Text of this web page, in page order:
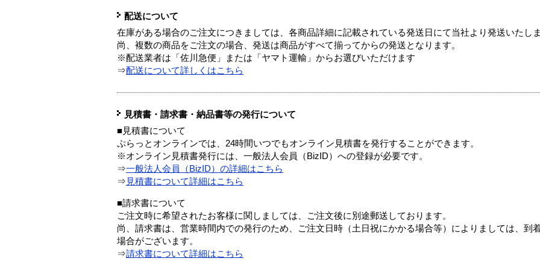
配送について
在庫がある場合のご注文につきましては、各商品詳細に記載されている発送日にて当社より発送いたしま
尚、複数の商品をご注文の場合、発送は商品がすべて揃ってからの発送となります。
※配送業者は「佐川急便」または「ヤマト運輸」からお選びいただけます
⇒配送について詳しくはこちら
見積書・請求書・納品書等の発行について
■見積書について
ぷらっとオンラインでは、24時間いつでもオンライン見積書を発行することができます。
※オンライン見積書発行には、一般法人会員（BizID）への登録が必要です。
⇒一般法人会員（BizID）の詳細はこちら
⇒ 見積書について詳細はこちら
■請求書について
ご注文時に希望されたお客様に関しましては、ご注文後に別途郵送しております。
尚、請求書は、営業時間内での発行のため、ご注文日時（土日祝にかかる場合等）によりましては、到
場合がございます。
⇒請求書について詳細はこちら